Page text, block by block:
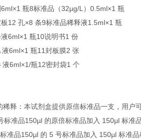
6ml×1 瓶8标准品（32µg/L） 0.5ml×1 瓶
12 孔×8 条9标准品稀释液1.5ml×1 瓶
6ml×1 瓶10说明书1 份
液6ml×1 瓶11封板膜2 张
液6ml×1/瓶12密封袋1 个
稀释：本试剂盒提供原倍标准品一支，用户
标准品150µl 的原倍标准品加入 150µl 标准
准品150µl 的 5 号标准品加入 150µl 标准品